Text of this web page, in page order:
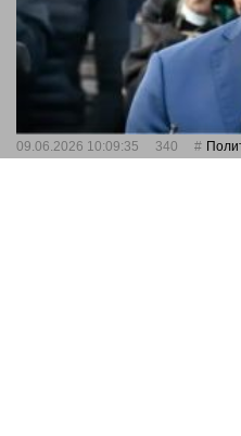
09.06.2026 10:09:35 340